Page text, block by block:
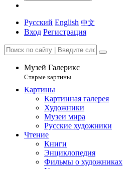
Русский English 中文
Вход Регистрация
Музей Галерикс
Старые картины
Картины
Картинная галерея
Художники
Музеи мира
Русские художники
Чтение
Книги
Энциклопедия
Фильмы о художниках